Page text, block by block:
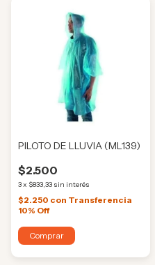
PILOTO DE LLUVIA (ML139)
$2.500
3x $833,33 sin interés
$2.250 con Transferencia
10% Off
Comprar